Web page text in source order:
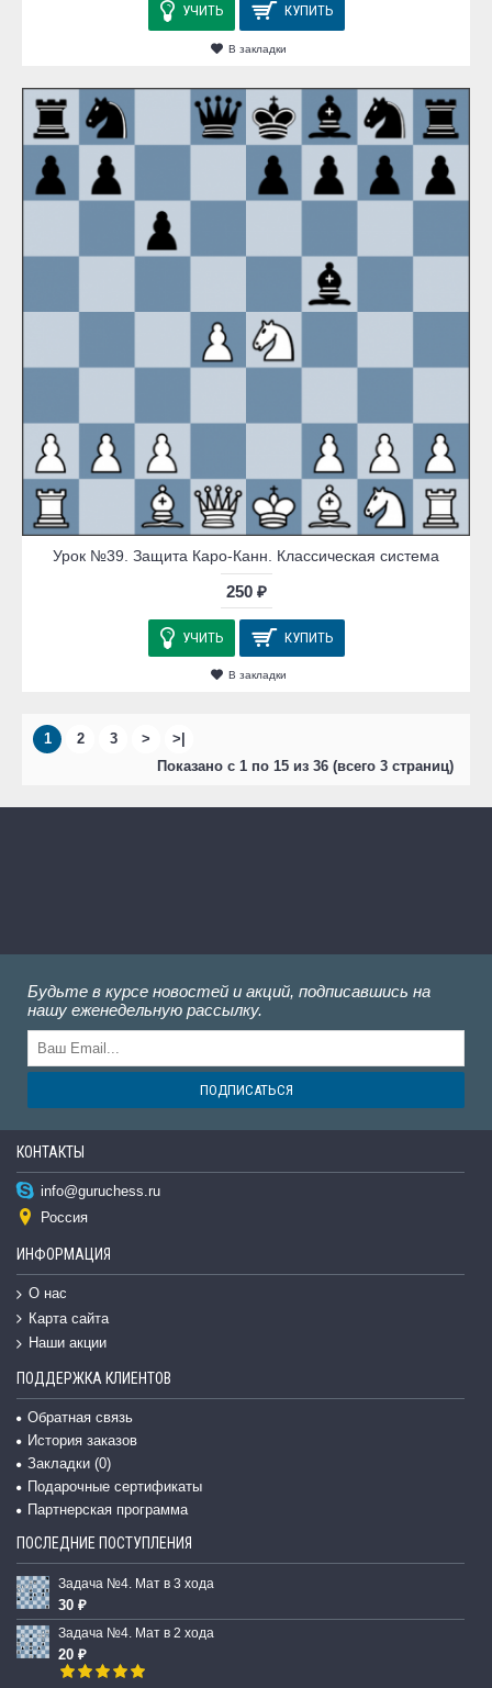
УЧИТЬ КУПИТЬ
В закладки
Урок №39. Защита Каро-Канн. Классическая система
250 ₽
УЧИТЬ КУПИТЬ
В закладки
1 2 3 >
>|
Показано с 1 по 15 из 36 (всего 3 страниц)
Будьте в курсе новостей и акций, подписавшись на
нашу еженедельную рассылку.
ПОДПИСАТЬСЯ
КОНТАКТЫ
info@guruchess.ru
Россия
ИНФОРМАЦИЯ
О нас
Карта сайта
Наши акции
ПОДДЕРЖКА КЛИЕНТОВ
Обратная связь
История заказов
Закладки (0)
Подарочные сертификаты
Партнерская программа
ПОСЛЕДНИЕ ПОСТУПЛЕНИЯ
Задача №4. Мат в 3 хода
30 ₽
Задача №4. Мат в 2 хода
20 ₽